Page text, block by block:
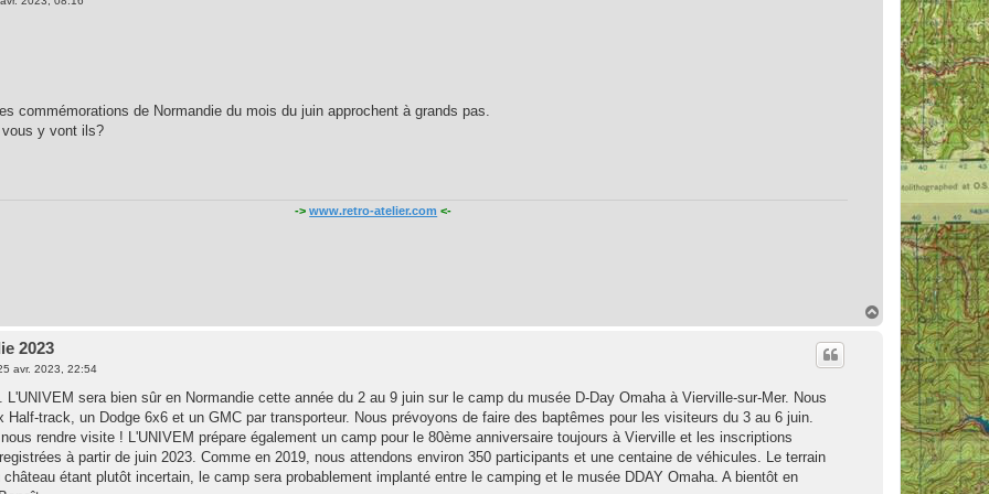
commémorations de Normandie du mois du juin approchent à grands pas.
y vont ils?
->www.retro-atelier.com <-
2023
avr. 2023, 22:54
L'UNIVEM sera bien sûr en Normandie cette année du 2 au 9 juin sur le camp du musée D-Day Omaha à Vierville-sur-Mer. Nous
Half-track, un Dodge 6x6 et un GMC par transporteur. Nous prévoyons de faire des baptêmes pour les visiteurs du 3 au 6 juin.
rendre visite ! L'UNIVEM prépare également un camp pour le 80ème anniversaire toujours à Vierville et les inscriptions
à partir de juin 2023. Comme en 2019, nous attendons environ 350 participants et une centaine de véhicules. Le terrain
château étant plutôt incertain, le camp sera probablement implanté entre le camping et le musée DDAY Omaha. A bientôt en